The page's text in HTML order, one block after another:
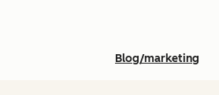
Blog/marketing